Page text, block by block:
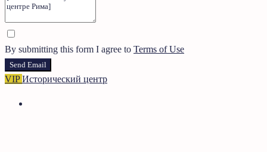
By submitting this form I agree to Terms of Use
Send Email
VIPИсторический центр